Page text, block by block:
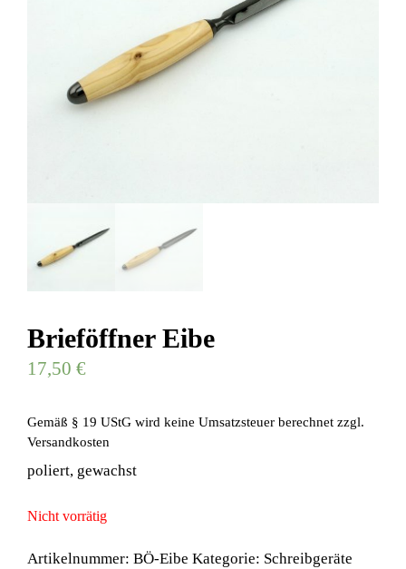
Brieföffner Eibe
17,50 €
Gemäß § 19 UStG wird keine Umsatzsteuer berechnet zzgl.
Versandkosten
poliert, gewachst
Nicht vorrätig
Artikelnummer: BÖ-Eibe Kategorie: Schreibgeräte